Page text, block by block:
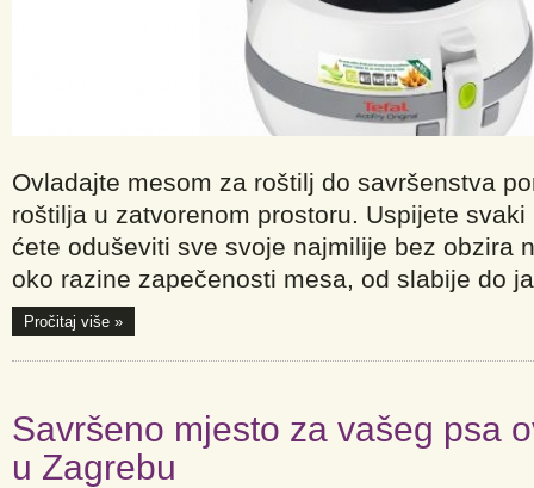
Ovladajte mesom za roštilj do savršenstva
roštilja u zatvorenom prostoru. Uspijete
ćete oduševiti sve svoje najmilije bez obzira
oko razine zapečenosti mesa, od slabije do
Pročitaj više »
Savršeno mjesto za vašeg psa
u Zagrebu